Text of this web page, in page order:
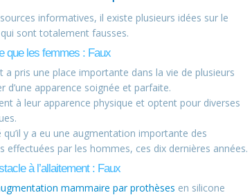
informatives, il existe plusieurs idées sur le
sont totalement fausses.
que les femmes : Faux
pris une place importante dans la vie de plusieurs
d’une apparence soignée et parfaite.
à leur apparence physique et optent pour diverses
y a eu une augmentation importante des
effectuées par les hommes, ces dix dernières années.
à l’allaitement : Faux
mammaire par prothèses en silicone